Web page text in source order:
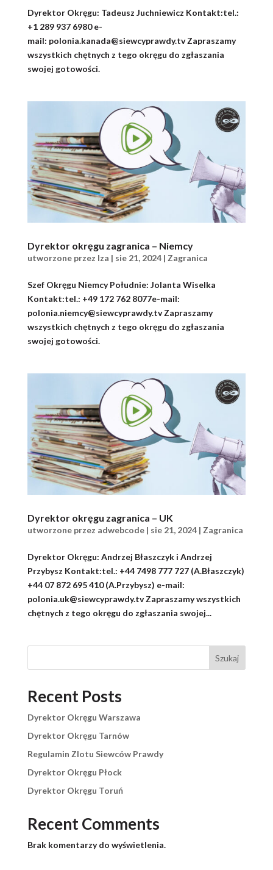
Dyrektor Okręgu: Tadeusz Juchniewicz Kontakt:tel.:
+1 289 937 6980 e-
mail: polonia.kanada@siewcyprawdy.tv Zapraszamy
wszystkich chętnych z tego okręgu do zgłaszania
swojej gotowości.
Dyrektor okręgu zagranica – Niemcy
utworzone przez Iza | sie 21, 2024| Zagranica
Szef Okręgu Niemcy Południe: Jolanta Wiselka
Kontakt:tel.: +49 172 762 8077e-mail:
polonia.niemcy@siewcyprawdy.tv Zapraszamy
wszystkich chętnych z tego okręgu do zgłaszania
swojej gotowości.
Dyrektor okręgu zagranica – UK
utworzone przez adwebcode| sie 21, 2024| Zagranica
Dyrektor Okręgu: Andrzej Błaszczyk i Andrzej
Przybysz Kontakt:tel.: +44 7498 777 727 (A.Błaszczyk)
+44 07 872 695 410 (A.Przybysz) e-mail:
polonia.uk@siewcyprawdy.tv Zapraszamy wszystkich
chętnych z tego okręgu do zgłaszania swojej...
Szukaj
Recent Posts
Dyrektor Okręgu Warszawa
Dyrektor Okręgu Tarnów
Regulamin Zlotu Siewców Prawdy
Dyrektor Okręgu Płock
Dyrektor Okręgu Toruń
Recent Comments
Brak komentarzy do wyświetlenia.